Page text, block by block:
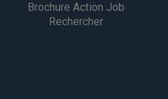
Brochure Action Job
Rechercher